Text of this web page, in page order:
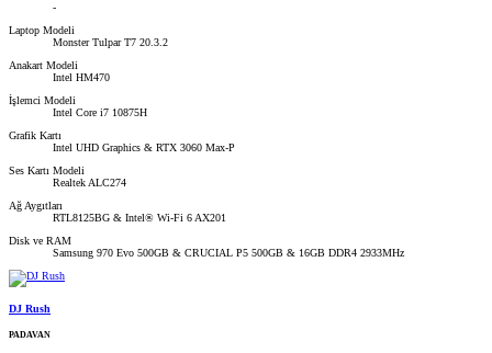
-
Laptop Modeli
Monster Tulpar T7 20.3.2
Anakart Modeli
Intel HM470
İşlemci Modeli
Intel Core i7 10875H
Grafik Kartı
Intel UHD Graphics & RTX 3060 Max-P
Ses Kartı Modeli
Realtek ALC274
Ağ Aygıtları
RTL8125BG & Intel® Wi-Fi 6 AX201
Disk ve RAM
Samsung 970 Evo 500GB & CRUCIAL P5 500GB & 16GB DDR4 2933MHz
DJ Rush
PADAVAN